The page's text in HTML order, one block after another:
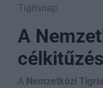
Tigrisnap.
A
A Nemzetközi